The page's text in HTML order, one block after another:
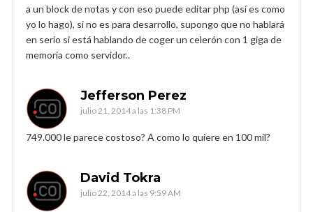
a un block de notas y con eso puede editar php (así es como
yo lo hago), si no es para desarrollo, supongo que no hablará
en serio si está hablando de coger un celerón con 1 giga de
memoria como servidor..
Jefferson Perez
julio 21, 2014 a las 1:38 PM
749.000 le parece costoso? A como lo quiere en 100 mil?
David Tokra
julio 22, 2014 a las 9:59 AM